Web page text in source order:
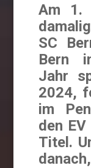
Am 1.
SC
Bern
Jahr
2024,
im
den
Titel.